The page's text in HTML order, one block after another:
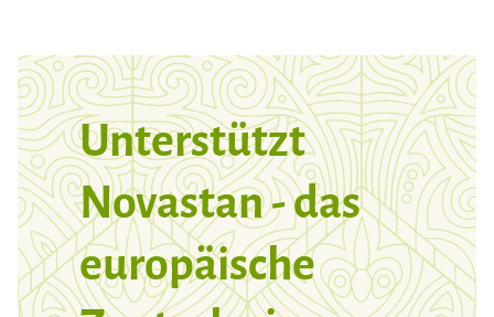
Unterstützt
Novastan - das
europäische